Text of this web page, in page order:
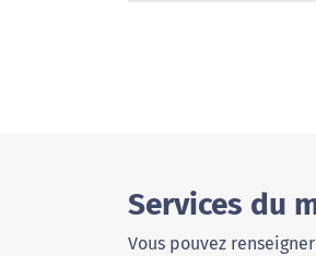
Services du
Vous pouvez